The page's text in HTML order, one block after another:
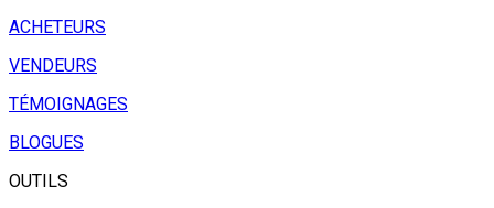
ACHETEURS
VENDEURS
TÉMOIGNAGES
BLOGUES
OUTILS